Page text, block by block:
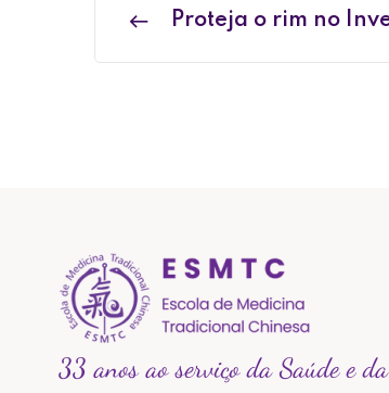
Proteja o rim no
33 anos ao serviço da Saúde e da